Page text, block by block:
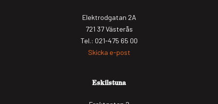
Elektrodgatan 2A
721 37 Västerås
Tel.: 021-475 65 00
Skicka e-post
Eskilstuna